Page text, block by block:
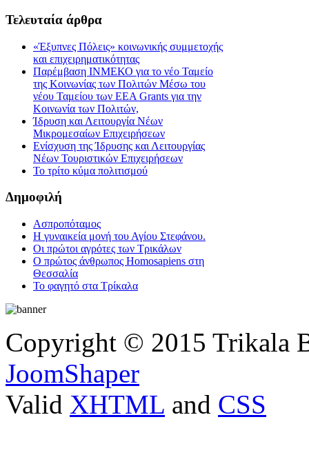
Τελευταία άρθρα
«Έξυπνες Πόλεις» κοινωνικής συμμετοχής
και επιχειρηματικότητας
Παρέμβαση ΙΝΜΕΚΟ για το νέο Ταμείο
της Κοινωνίας των Πολιτών Μέσω του
νέου Ταμείου των ΕΕΑ Grants για την
Κοινωνία των Πολιτών,
Ίδρυση και Λειτουργία Νέων
Μικρομεσαίων Επιχειρήσεων
Ενίσχυση της Ίδρυσης και Λειτουργίας
Νέων Τουριστικών Επιχειρήσεων
Το τρίτο κύμα πολιτισμού
Δημοφιλή
Ασπροπόταμος
Η γυναικεία μονή του Αγίου Στεφάνου.
Οι πρώτοι αγρότες των Τρικάλων
Ο πρώτος άνθρωπος Homosapiens στη
Θεσσαλία
Το φαγητό στα Τρίκαλα
Copyright © 2015 Trikala
JoomShaper
Valid XHTML and CSS